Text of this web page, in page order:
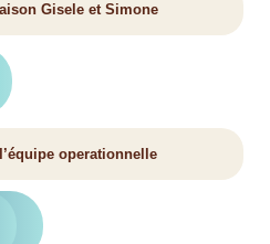
Gisele et Simone
operationnelle